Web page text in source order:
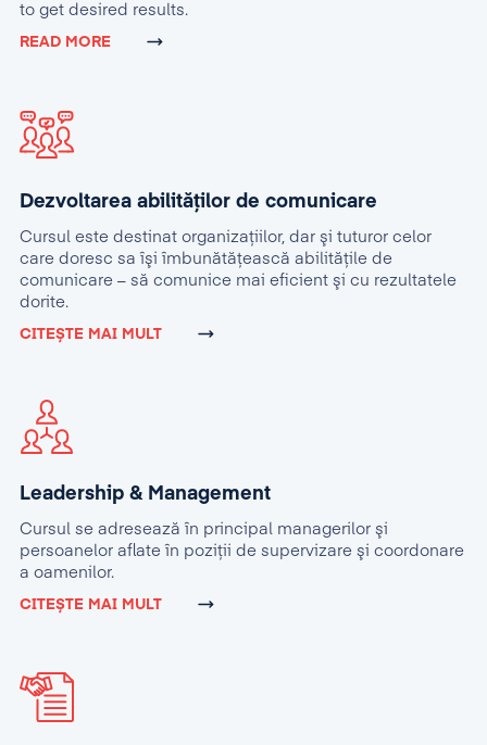
to get desired results.
READ MORE
Dezvoltarea abilităților de comunicare
Cursul este destinat organizaţiilor, dar şi tuturor celor
care doresc sa îşi îmbunătăţească abilităţile de
comunicare – să comunice mai eficient şi cu rezultatele
dorite.
CITEȘTE MAI MULT
Leadership & Management
Cursul se adresează în principal managerilor şi
persoanelor aflate în poziţii de supervizare şi coordonare
a oamenilor.
CITEȘTE MAI MULT